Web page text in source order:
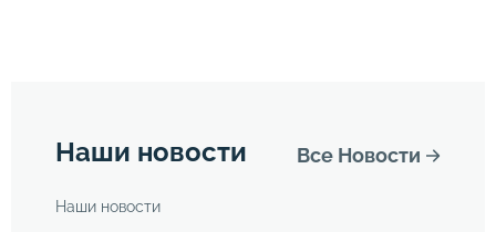
Наши новости Все Новости
Наши новости